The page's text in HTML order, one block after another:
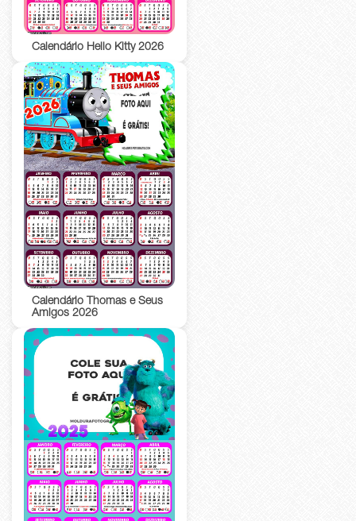
Calendário Hello Kitty 2026
Calendário Thomas e Seus
Amigos 2026